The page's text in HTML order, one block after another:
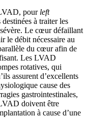
pour left
à traiter les
Le cœur défaillant
le débit nécessaire au
du cœur afin de
Les LVAD
rotatives, qui
assurent d’excellents
cause des
gastrointestinales,
doivent être
à cause d’une